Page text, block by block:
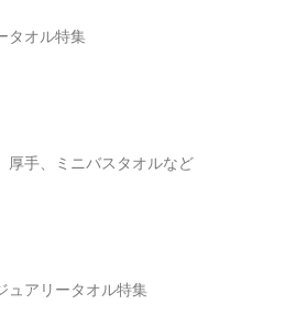
タオル特集
厚手、ミニバスタオルなど
ュアリータオル特集